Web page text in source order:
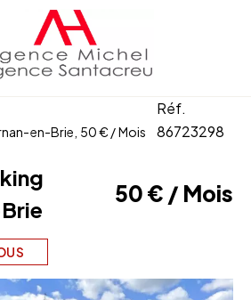
en-Brie, 50 € / Mois
Réf.
86723298
50 € / Mois